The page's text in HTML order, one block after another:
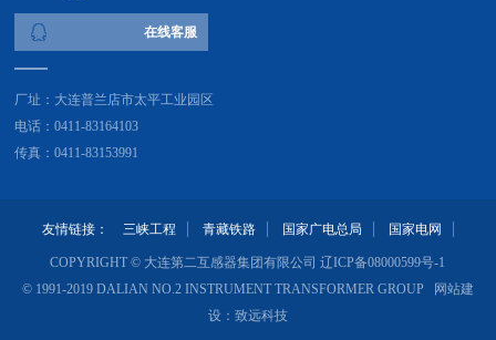
在线客服
厂址：大连普兰店市太平工业园区
电话：0411-83164103
传真：0411-83153991
友情链接： 三峡工程 青藏铁路 国家广电总局 国家电网
COPYRIGHT © 大连第二互感器集团有限公司辽ICP备08000599号-1
© 1991-2019 DALIAN NO.2 INSTRUMENT TRANSFORMER GROUP 网站建
设： 致远科技